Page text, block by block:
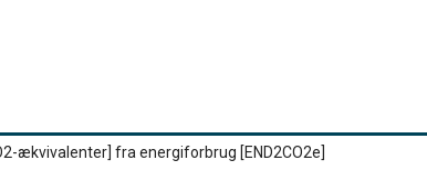
ækvivalenter] fra energiforbrug [END2CO2e]